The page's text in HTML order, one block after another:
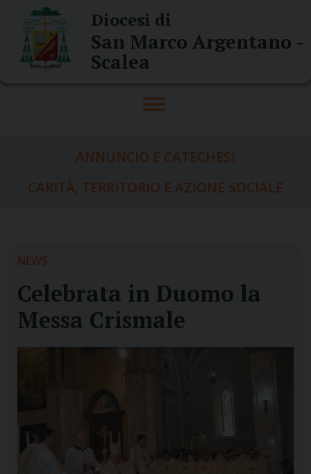
content
Diocesi di
San Marco Argentano -
Scalea
ANNUNCIO E CATECHESI
CARITÀ, TERRITORIO E AZIONE SOCIALE
NEWS
Celebrata in Duomo la
Messa Crismale